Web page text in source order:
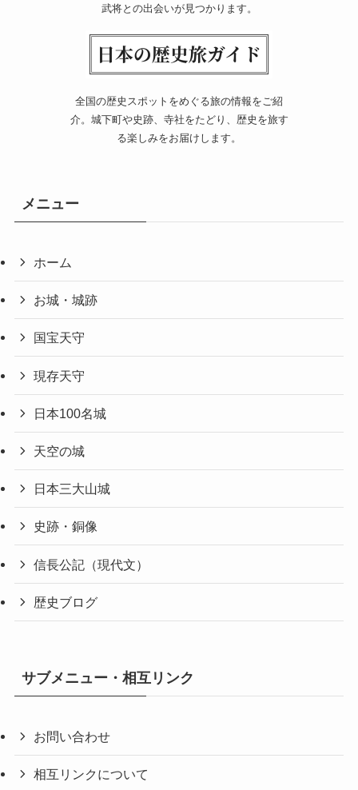
武将との出会いが見つかります。
全国の歴史スポットをめぐる旅の情報をご紹
介。城下町や史跡、寺社をたどり、歴史を旅す
る楽しみをお届けします。
メニュー
ホーム
お城・城跡
国宝天守
現存天守
日本100名城
天空の城
日本三大山城
史跡・銅像
信長公記（現代文）
歴史ブログ
サブメニュー・相互リンク
お問い合わせ
相互リンクについて